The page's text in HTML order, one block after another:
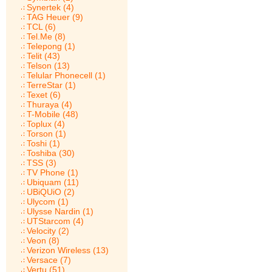
Synertek (4)
TAG Heuer (9)
TCL (6)
Tel.Me (8)
Telepong (1)
Telit (43)
Telson (13)
Telular Phonecell (1)
TerreStar (1)
Texet (6)
Thuraya (4)
T-Mobile (48)
Toplux (4)
Torson (1)
Toshi (1)
Toshiba (30)
TSS (3)
TV Phone (1)
Ubiquam (11)
UBiQUiO (2)
Ulycom (1)
Ulysse Nardin (1)
UTStarcom (4)
Velocity (2)
Veon (8)
Verizon Wireless (13)
Versace (7)
Vertu (51)